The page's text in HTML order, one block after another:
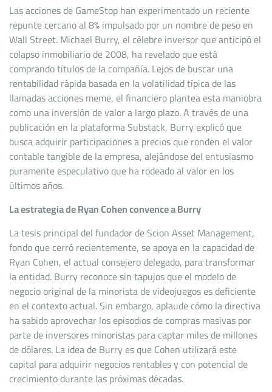
Las acciones de GameStop han experimentado un reciente
repunte cercano al 8% impulsado por un nombre de peso en
Wall Street. Michael Burry, el célebre inversor que anticipó el
colapso inmobiliario de 2008, ha revelado que está
comprando títulos de la compañía. Lejos de buscar una
rentabilidad rápida basada en la volatilidad típica de las
llamadas acciones meme, el financiero plantea esta maniobra
como una inversión de valor a largo plazo. A través de una
publicación en la plataforma Substack, Burry explicó que
busca adquirir participaciones a precios que ronden el valor
contable tangible de la empresa, alejándose del entusiasmo
puramente especulativo que ha rodeado al valor en los
últimos años.
La estrategia de Ryan Cohen convence a Burry
La tesis principal del fundador de Scion Asset Management,
fondo que cerró recientemente, se apoya en la capacidad de
Ryan Cohen, el actual consejero delegado, para transformar
la entidad. Burry reconoce sin tapujos que el modelo de
negocio original de la minorista de videojuegos es deficiente
en el contexto actual. Sin embargo, aplaude cómo la directiva
ha sabido aprovechar los episodios de compras masivas por
parte de inversores minoristas para captar miles de millones
de dólares. La idea de Burry es que Cohen utilizará este
capital para adquirir negocios rentables y con potencial de
crecimiento durante las próximas décadas.